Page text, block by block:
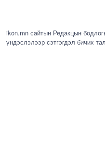
ikon.mn сайтын Редакцын
үндэслэлээр сэтгэгдэл бичих